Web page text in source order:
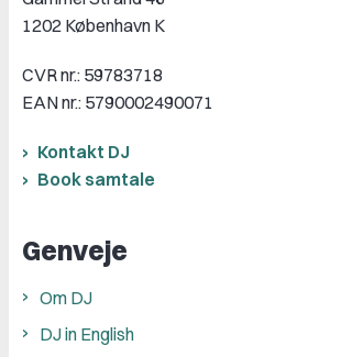
1202 København K
CVR nr.: 59783718
EAN nr.: 5790002490071
Kontakt DJ
Book samtale
Genveje
Om DJ
DJ in English